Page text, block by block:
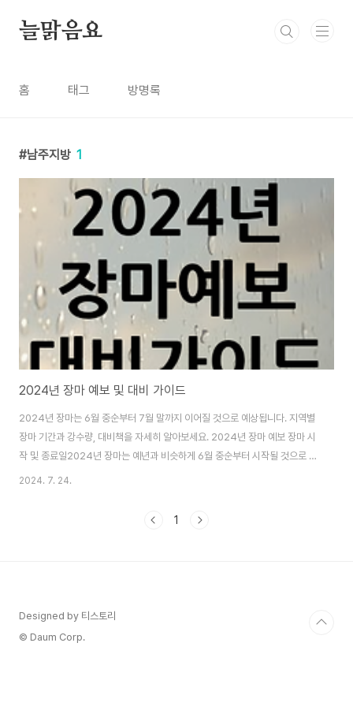
늘맑음요
홈 태그 방명록
남주지방 1
2024년 장마 예보 및 대비 가이드
2024년 장마는 6월 중순부터 7월 말까지 이어질 것으로 예상됩니다. 지역별
장마 기간과 강수량, 대비책을 자세히 알아보세요. 2024년 장마 예보 장마 시
작 및 종료일2024년 장마는 예년과 비슷하게 6월 중순부터 시작될 것으로 예
상됩니다. 중부지방은 6월 23일에서 7월 26일까지, 남부지방은 6월 22일에
로 보입니다​​​​​​.강수량 전망올해는 엘니뇨 현상의 영향으로 평년보다 강수량이 많
2024. 7. 24.
1
Designed by 티스토리
© Daum Corp.